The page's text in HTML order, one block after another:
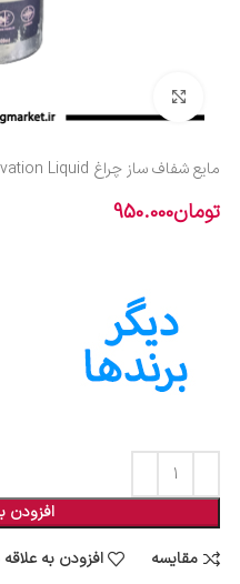
مایع شفاف ساز چراغ Head Light Renovation Liquid
تومان950.000
افزودن
مقایسه
افزودن به